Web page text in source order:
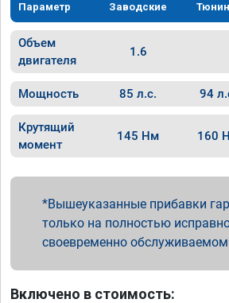
Параметр Заводские
Объем
двигателя
1.6
Мощность 85 л.с. 94
Крутящий
момент
145 Нм 160
Вышеуказанные прибавки
только на полностью
своевременно
Включено в стоимость: